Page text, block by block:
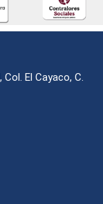
El Cayaco, C.